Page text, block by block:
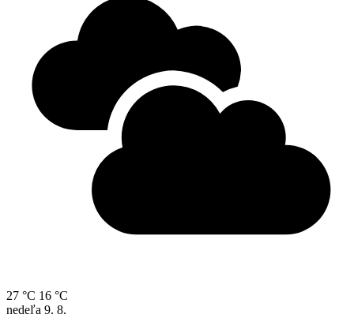
27 °C 16 °C
nedeľa 9. 8.